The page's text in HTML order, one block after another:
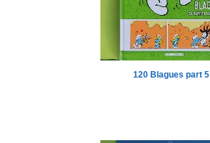
120 Blagues part 5